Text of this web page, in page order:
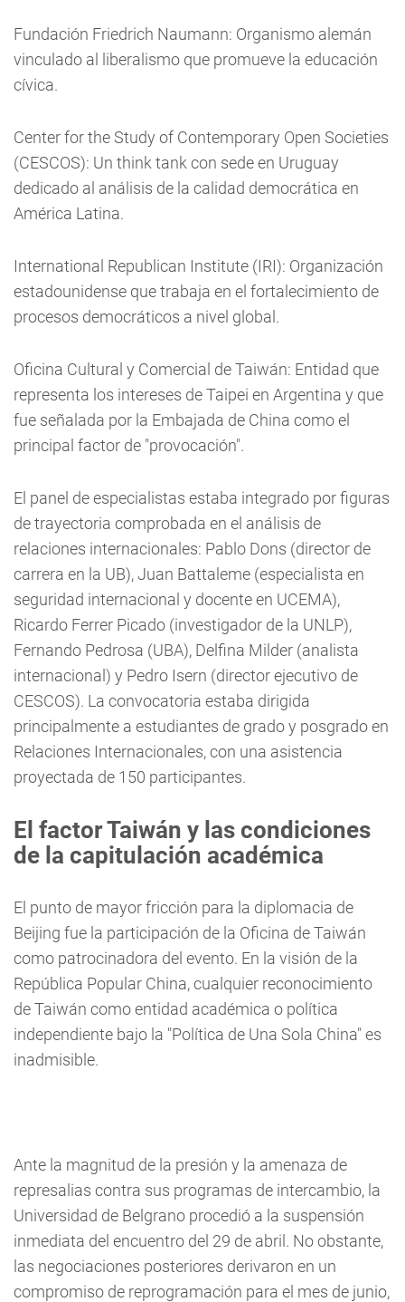
Fundación Friedrich Naumann: Organismo alemán
vinculado al liberalismo que promueve la educación
cívica.
Center for the Study of Contemporary Open Societies
(CESCOS): Un think tank con sede en Uruguay
dedicado al análisis de la calidad democrática en
América Latina.
International Republican Institute (IRI): Organización
estadounidense que trabaja en el fortalecimiento de
procesos democráticos a nivel global.
Oficina Cultural y Comercial de Taiwán: Entidad que
representa los intereses de Taipei en Argentina y que
fue señalada por la Embajada de China como el
principal factor de "provocación".
El panel de especialistas estaba integrado por figuras
de trayectoria comprobada en el análisis de
relaciones internacionales: Pablo Dons (director de
carrera en la UB), Juan Battaleme (especialista en
seguridad internacional y docente en UCEMA),
Ricardo Ferrer Picado (investigador de la UNLP),
Fernando Pedrosa (UBA), Delfina Milder (analista
internacional) y Pedro Isern (director ejecutivo de
CESCOS). La convocatoria estaba dirigida
principalmente a estudiantes de grado y posgrado en
Relaciones Internacionales, con una asistencia
proyectada de 150 participantes.
El factor Taiwán y las condiciones
de la capitulación académica
El punto de mayor fricción para la diplomacia de
Beijing fue la participación de la Oficina de Taiwán
como patrocinadora del evento. En la visión de la
República Popular China, cualquier reconocimiento
de Taiwán como entidad académica o política
independiente bajo la "Política de Una Sola China" es
inadmisible.
Ante la magnitud de la presión y la amenaza de
represalias contra sus programas de intercambio, la
Universidad de Belgrano procedió a la suspensión
inmediata del encuentro del 29 de abril. No obstante,
las negociaciones posteriores derivaron en un
compromiso de reprogramación para el mes de junio,